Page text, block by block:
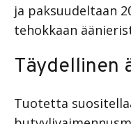
ja paksuudeltaan
tehokkaan
Täydellinen
Tuotetta